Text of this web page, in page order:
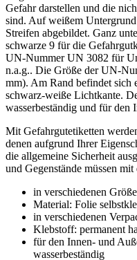
Gefahr darstellen und die
sind. Auf weißem
Streifen abgebildet. Ganz
schwarze 9 für die
UN-Nummer UN 3082 für
n.a.g.. Die Größe der UN-
mm). Am Rand befindet sich
schwarz-weiße Lichtkante.
wasserbeständig und für den
Mit Gefahrgutetiketten
denen aufgrund Ihrer
die allgemeine Sicherheit
und Gegenstände müssen
in verschiedenen
Material: Folie
in verschiedenen
Klebstoff: permanent
für den Innen- und
wasserbeständig